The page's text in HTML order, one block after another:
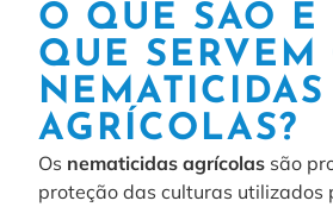
O QUE SÃO E
QUE SERVEM
NEMATICIDAS
AGRÍCOLAS?
Os nematicidas agrícolas são
proteção das culturas utilizados